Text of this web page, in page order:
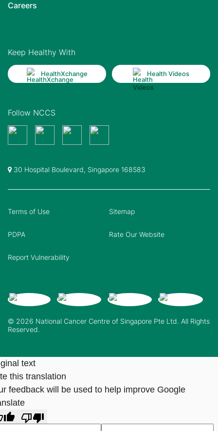
Careers
Keep Healthy With
HealthXchange Health Videos
Follow NCCS
30 Hospital Boulevard, Singapore 168583
© 2026 National Cancer Centre of Singapore Pte Ltd. All Rights
Reserved.
Terms of Use Sitemap
PDPA Rate Our Website
Report Vulnerability
text
this translation
feedback will be used to help improve Google